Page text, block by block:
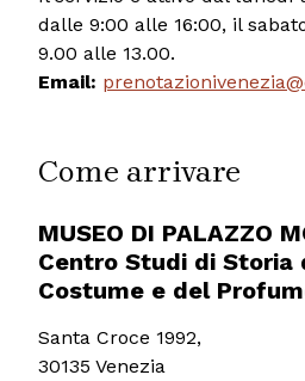
dalle 9:00 alle 16:00, il
9.00 alle 13.00.
Email:
Come arrivare
MUSEO DI PALAZZO
Centro Studi di Storia
Costume e del
Santa Croce 1992,
30135 Venezia